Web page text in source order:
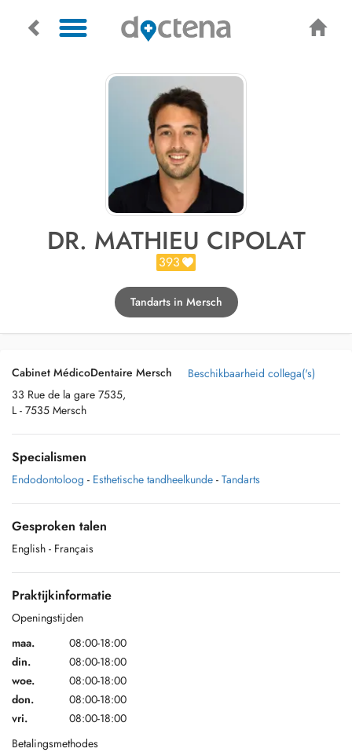
DR. MATHIEU CIPOLAT
393
Tandarts in Mersch
Cabinet MédicoDentaire Mersch
33 Rue de la gare 7535,
L - 7535 Mersch
Beschikbaarheid collega('s)
Specialismen
Endodontoloog - Esthetische tandheelkunde - Tandarts
Gesproken talen
English - Français
Praktijkinformatie
Openingstijden
maa.
08:00-18:00
din.
08:00-18:00
woe.
08:00-18:00
don.
08:00-18:00
vri.
08:00-18:00
Betalingsmethodes